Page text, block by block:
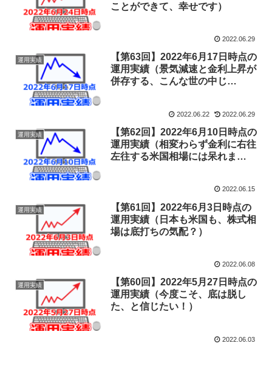
ことができて、幸せです）
2022.06.29
運用実績
【第63回】2022年6月17日時点の
運用実績（景気減速と金利上昇が
併存する、こんな世の中じ
2022.06.22 2022.06.29
運用実績
【第62回】2022年6月10日時点の
運用実績（相変わらず金利に右往
左往する米国相場には呆れま
2022.06.15
運用実績
【第61回】2022年6月3日時点の
運用実績（日本も米国も、株式相
場は底打ちの気配？）
2022.06.08
運用実績
【第60回】2022年5月27日時点の
運用実績（今度こそ、底は脱し
た、と信じたい！）
2022.06.03